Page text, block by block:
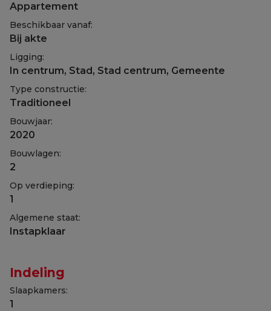
Appartement
Beschikbaar vanaf:
Bij akte
Ligging:
In centrum, Stad, Stad centrum, Gemeente
Type constructie:
Traditioneel
Bouwjaar:
2020
Bouwlagen:
2
Op verdieping:
1
Algemene staat:
Instapklaar
Indeling
Slaapkamers:
1